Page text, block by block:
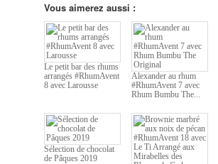
Vous aimerez aussi :
Le petit bar des rhums
arrangés #RhumAvent
8 avec Larousse
Alexander au rhum
#RhumAvent 7 avec
Rhum Bumbu The...
Sélection de chocolat
de Pâques 2019